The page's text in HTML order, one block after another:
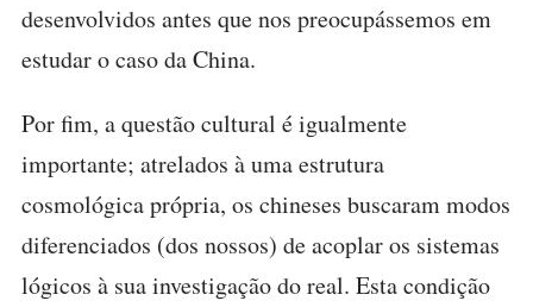
desenvolvidos antes que nos preocupássemos em
estudar o caso da China.
Por fim, a questão cultural é igualmente
importante; atrelados à uma estrutura
cosmológica própria, os chineses buscaram modos
diferenciados (dos nossos) de acoplar os sistemas
lógicos à sua investigação do real. Esta condição